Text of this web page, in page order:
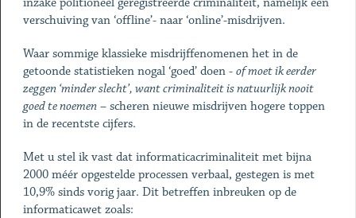
verschuiving van ‘offline’- naar ‘online’-misdrijven.
Waar sommige klassieke misdrijffenomenen het in de
getoonde statistieken nogal ‘goed’ doen - of moet ik eerder
zeggen ‘minder slecht’, want criminaliteit is natuurlijk nooit
goed te noemen– scheren nieuwe misdrijven hogere toppen
in de recentste cijfers.
Met u stel ik vast dat informaticacriminaliteit met bijna
2000 méér opgestelde processen verbaal, gestegen is met
10,9% sinds vorig jaar. Dit betreffen inbreuken op de
informaticawet zoals: